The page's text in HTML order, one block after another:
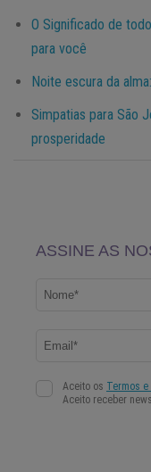
O Significado de
para você
Noite escura da
Simpatias para São
prosperidade